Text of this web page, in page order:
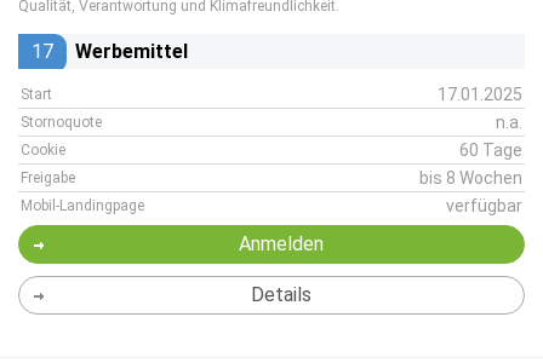
Qualität, Verantwortung und Klimafreundlichkeit.
17 Werbemittel
Start 17.01.2025
Stornoquote n.a.
Cookie 60 Tage
Freigabe bis 8 Wochen
Mobil-Landingpage verfügbar
Anmelden
Details